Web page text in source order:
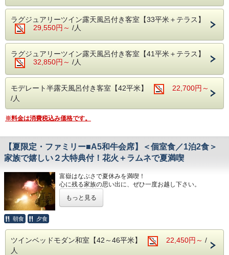
●HANA Styleおすすめポイント
・ラウンジでのゆったりチェックイン＆ウェルカムドリンク
のご用意（ご提供は17時まで）
・肌ざわりのよいバスタオルお一人様につき2枚ご用意
・SDGsに配慮したアメニティセット（女性用・男性用）
・フリードリンクタイムあり（2Fラウンジにて・セルフ
式）
・女性には彩浴衣の無料貸し出し
・貸切露天風呂3か所は、予約無しで自由にご利用頂けま
（24時～朝5時半はクローズ）
・お部屋は全て狩野川に面した、解放感溢れるお部屋。
【ご夕食】 1泊目
地元のブランド和牛「しずおか和牛 頂上」を
当館の料理人が自らお客様の目の前で炙り鮨をお造りしま
す。
その他、近海で獲れた魚介を中心とした新鮮なお刺身、
地元・韮山で育ったトマトのワイン煮、
〆は、富嶽はなぶさ名物、本山葵をすりおろしてご飯に乗せ
て頂く、「いずまぶし」など
目でも舌でも季節を感じられる、自慢の月替わり会席料理を
２泊目のお料理はさらにグレードアップした献立に替わりま
す。
〆のご飯の金目まぶしが美味！です。
ラグジュアリーツイン露天風呂付き客室【33平米＋テラス】
29,550円～ /人
ラグジュアリーツイン露天風呂付き客室【41平米＋テラス】
32,850円～ /人
モデレート半露天風呂付き客室【42平米】
22,700円～
/人
※料金は消費税込み価格です。
【夏限定・ファミリー■A5和牛会席】＜個室食／1泊2食＞
家族で嬉しい２大特典付！花火＋ラムネで夏満喫
富嶽はなぶさで夏休みを満喫！
心に残る家族の思い出に、ぜひ一度お越し下さい。
■特典
・お子様に手持ち花火のプレゼント
・パパ・ママにラムネをサービス
もっと見る
朝食 夕食
ツインベッドモダン和室【42～46平米】 22,450円～ /
人